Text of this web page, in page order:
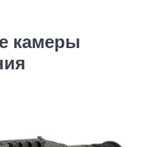
камеры